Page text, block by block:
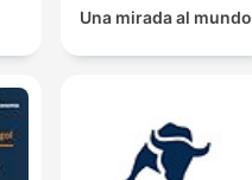
Una mirada al mundo